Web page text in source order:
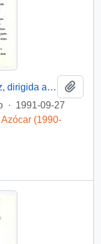
Carta del sr. Renato Guerra Estévez, dirigida al Presidente Patricio Aylwin
· 1991-09-27
(1990-